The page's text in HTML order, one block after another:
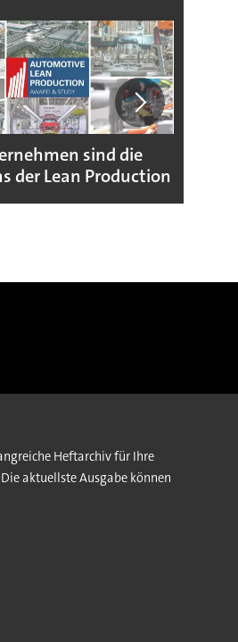
sind die
der Lean Production
Heftarchiv für Ihre
aktuellste Ausgabe können